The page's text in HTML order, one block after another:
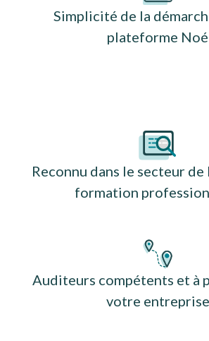
Simplicité de la
plateforme Noé
Reconnu dans le secteur
formation
Auditeurs compétents et à
votre entreprise